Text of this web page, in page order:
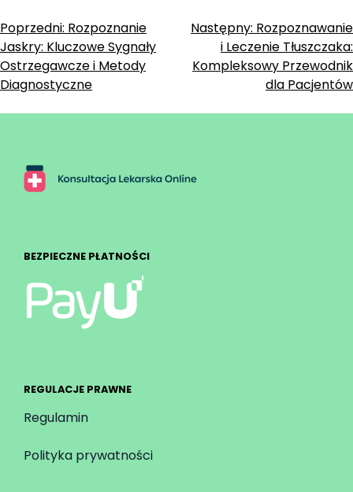
Zobacz
wpisy
Poprzedni: Rozpoznanie
Jaskry: Kluczowe Sygnały
Ostrzegawcze i Metody
Diagnostyczne
Następny: Rozpoznawanie
i Leczenie Tłuszczaka:
Kompleksowy Przewodnik
dla Pacjentów
BEZPIECZNE PŁATNOŚCI
REGULACJE PRAWNE
Regulamin
Polityka prywatności